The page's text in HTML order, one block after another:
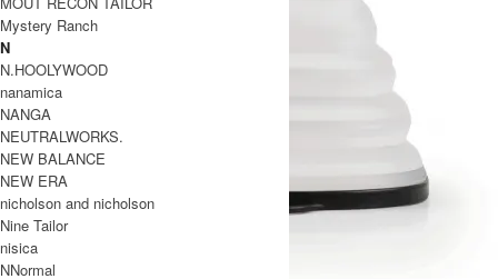
Mystery Ranch
N
N.HOOLYWOOD
nanamica
NANGA
NEUTRALWORKS.
NEW BALANCE
NEW ERA
nicholson and nicholson
Nine Tailor
nisica
NNormal